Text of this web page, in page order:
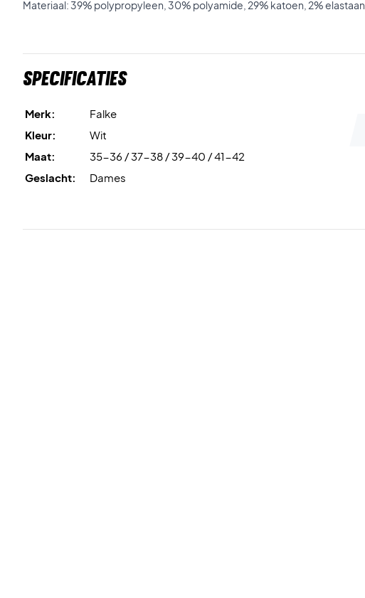
Materiaal: 39% polypropyleen, 30% polyamide, 29% katoen, 2% elastaan.
Specificaties
Merk:
Falke
Kleur:
Wit
Maat:
35-36 / 37-38 / 39-40 / 41-42
Geslacht:
Dames